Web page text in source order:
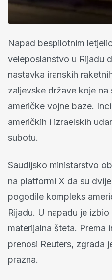
Napad bespilotnim
veleposlanstvo u Rijadu
nastavka iranskih
zaljevske države koje na
američke vojne baze.
američkih i izraelskih
subotu.
Saudijsko ministarstvo
na platformi X da su
pogodile kompleks
Rijadu. U napadu je
materijalna šteta. Prema
prenosi Reuters, zgrada
prazna.